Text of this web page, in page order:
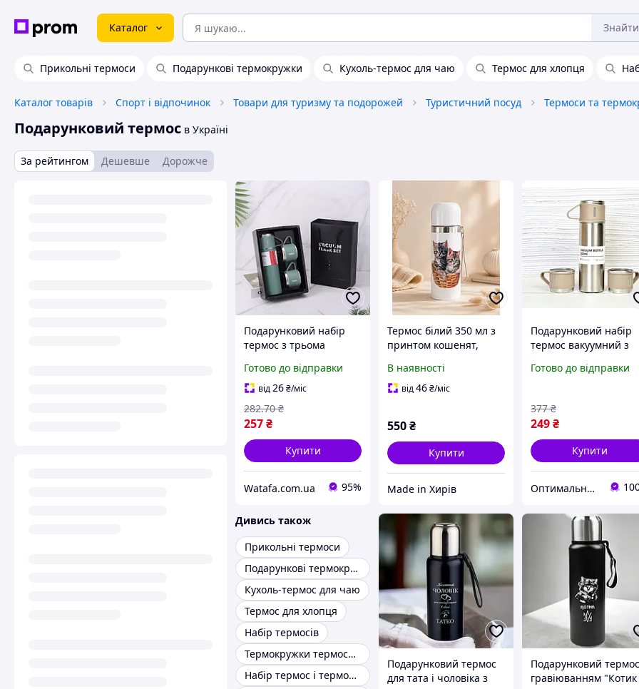
Каталог Знайти
Прикольні термоси Подарункові термокружки Кухоль-термос для чаю Термос для хлопця
Каталог товарів Спорт і відпочинок Товари для туризму та подорожей Туристичний посуд Термоси та
Подарунковий термос в Україні
За рейтингом Дешевше Дорожче
Подарунковий набір
термос з трьома
зелений
Готово до відправки
від26₴/міс
257₴
282.70 ₴
Купити
Watafa.com.ua 95%
Термос білий 350 мл з
принтом кошенят,
клапаном,
подарунковий термос з
В наявності
від46₴/міс
550₴
Купити
Made in Хирів
Подарунковий набір
термос вакуумний з
"латте"
Готово до відправки
249₴
377 ₴
Купити
Оптимальний вибiр
Дивись також
Прикольні термоси
Подарункові термокружки
Кухоль-термос для чаю
Термос для хлопця
Набір термосів
Термокружки термоси-гуртки
Набір термос і термокружки
Подарунковий термос
для тата і чоловіка з
Подарунковий
гравіюванням "Котик